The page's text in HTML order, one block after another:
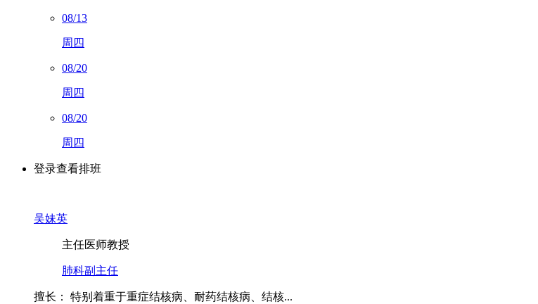
08/13
周四
08/20
周四
08/20
周四
登录查看排班
吴妹英
主任医师教授
肺科副主任
擅长： 特别着重于重症结核病、耐药结核病、结核...